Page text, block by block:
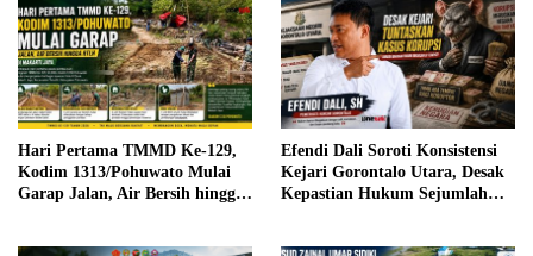
Hari Pertama TMMD Ke-129,
Kodim 1313/Pohuwato Mulai
Garap Jalan, Air Bersih hingga
Efendi Dali Soroti Konsistensi
Kejari Gorontalo Utara, Desak
Kepastian Hukum Sejumlah